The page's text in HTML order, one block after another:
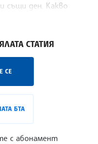
същи ден. Какво
СТАТИЯ
СЕ
БТА
с абонамент